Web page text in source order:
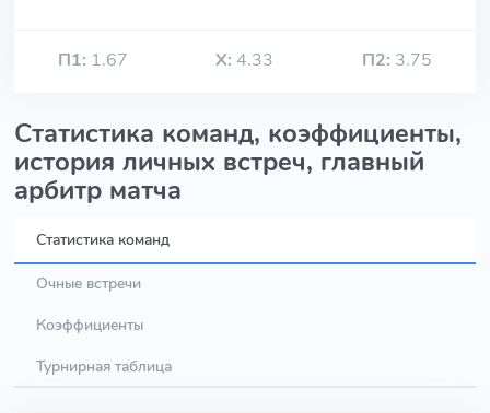
П1: 1.67 Х: 4.33 П2: 3.75
Статистика команд, коэффициенты,
история личных встреч, главный
арбитр матча
Статистика команд
Очные встречи
Коэффициенты
Турнирная таблица